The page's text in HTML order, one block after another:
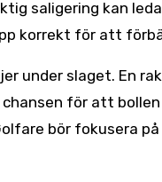
saligering kan
korrekt för att
under slaget. En
för att
bör fokusera